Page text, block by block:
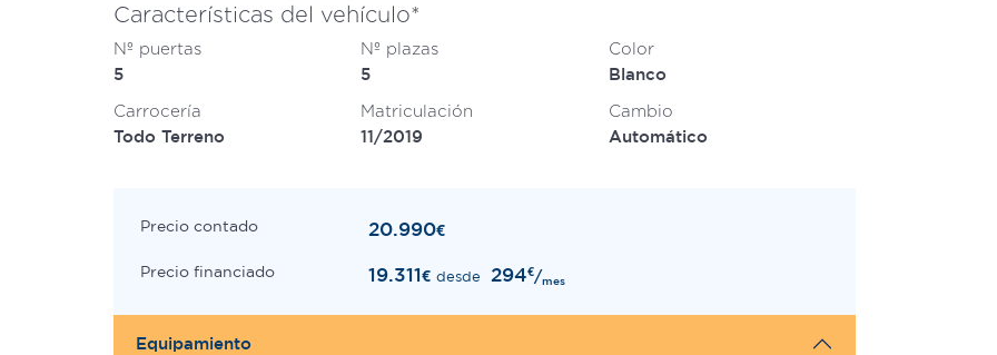
Características del vehículo*
Nº puertas
5
Nº plazas
5
Color
Blanco
Carrocería
Todo Terreno
Matriculación
11/2019
Cambio
Automático
Precio contado 20.990€
Precio financiado 19.311€ desde 294€/mes
Equipamiento